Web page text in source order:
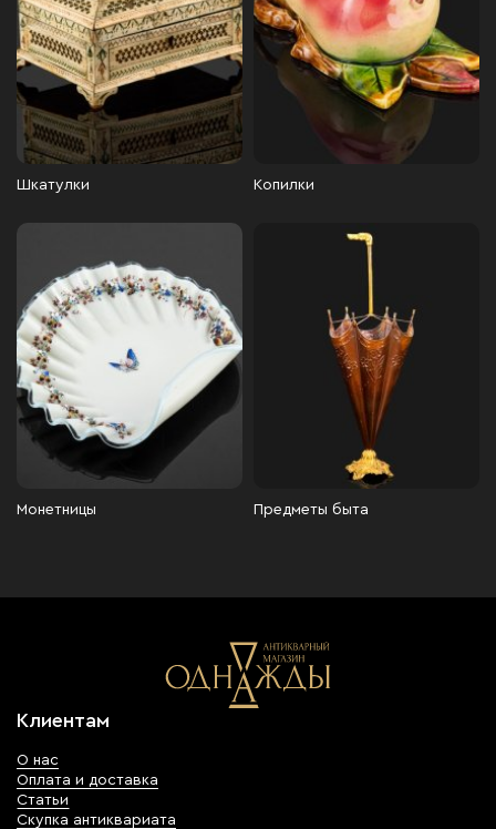
Шкатулки Копилки
Монетницы Предметы быта
Клиентам
О нас
Оплата и доставка
Статьи
Скупка антиквариата